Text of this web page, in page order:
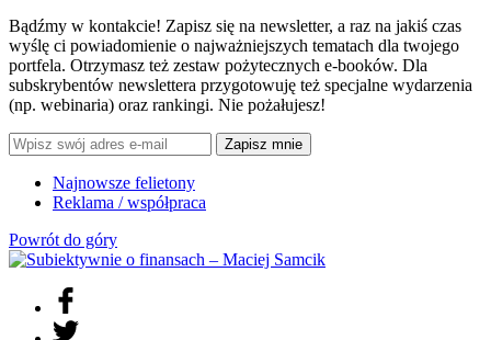
Bądźmy w kontakcie! Zapisz się na newsletter, a raz na jakiś czas
wyślę ci powiadomienie o najważniejszych tematach dla twojego
portfela. Otrzymasz też zestaw pożytecznych e-booków. Dla
subskrybentów newslettera przygotowuję też specjalne wydarzenia
(np. webinaria) oraz rankingi. Nie pożałujesz!
Zapisz mnie
Najnowsze felietony
Reklama / współpraca
Powrót do góry